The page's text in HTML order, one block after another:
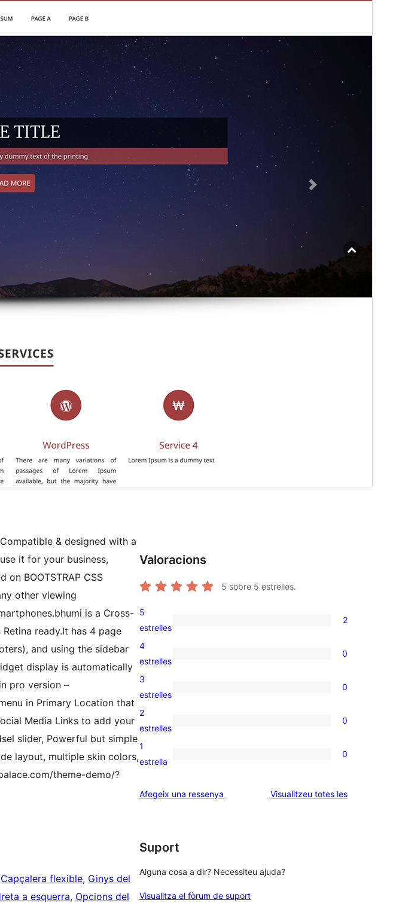
& designed with a
it for your business,
BOOTSTRAP CSS
other viewing
is a Cross-
ready.It has 4 page
and using the sidebar
display is automatically
pro version –
in Primary Location that
Media Links to add your
slider, Powerful but simple
layout, multiple skin colors,
theme-demo/?
Capçalera flexible, Ginys del
a esquerra, Opcions del
Valoracions
5 sobre 5 estrelles.
2
valoracions
de
5
estrelles
2
0
valoracions
de
4
estrelles
0
0
valoracions
de
3
estrelles
0
0
valoracions
de
estrelles
2
estrelles
0
0
de
1
estrella
0
Afegeix una ressenya Visualitzeu totes lesressenyes
Suport
Alguna cosa a dir? Necessiteu ajuda?
Visualitza el fòrum de suport